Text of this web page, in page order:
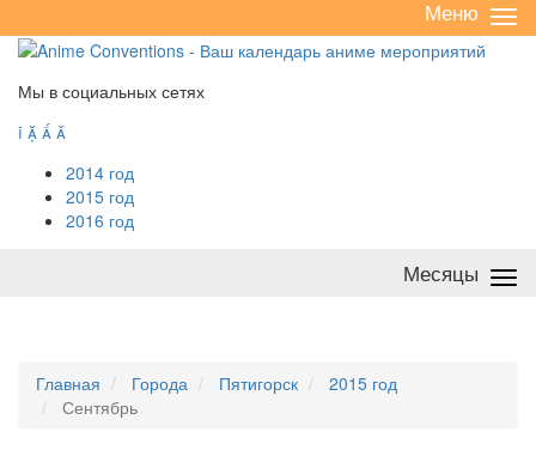
/
Меню
Мы в социальных сетях
   
2014 год
2015 год
2016 год
Месяцы
Главная Города Пятигорск
2015 год
Сентябрь